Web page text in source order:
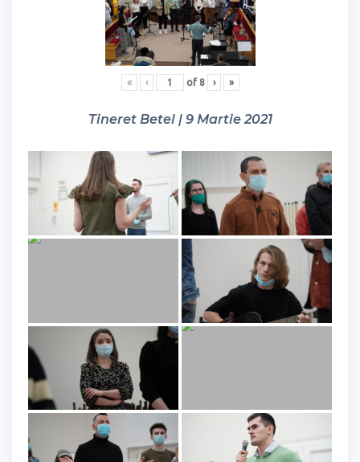
« ‹ of 8 › »
Tineret Betel | 9 Martie 2021